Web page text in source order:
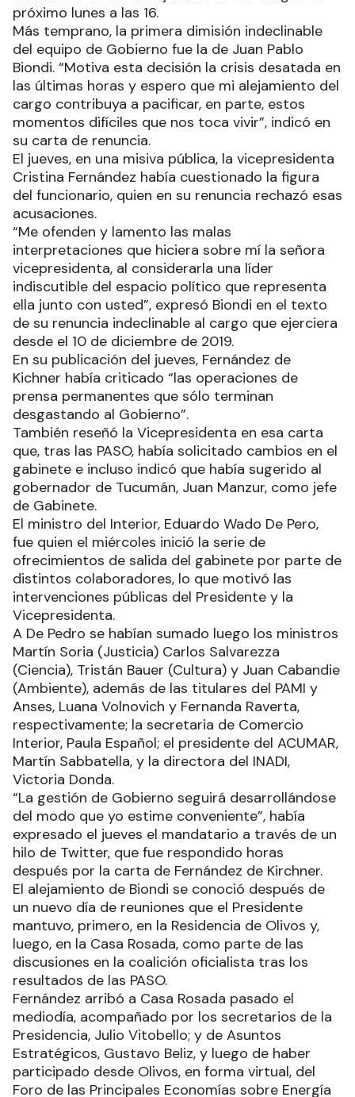
próximo lunes a las 16.
Más temprano, la primera dimisión indeclinable
del equipo de Gobierno fue la de Juan Pablo
Biondi. “Motiva esta decisión la crisis desatada en
las últimas horas y espero que mi alejamiento del
cargo contribuya a pacificar, en parte, estos
momentos difíciles que nos toca vivir”, indicó en
su carta de renuncia.
El jueves, en una misiva pública, la vicepresidenta
Cristina Fernández había cuestionado la figura
del funcionario, quien en su renuncia rechazó esas
acusaciones.
“Me ofenden y lamento las malas
interpretaciones que hiciera sobre mí la señora
vicepresidenta, al considerarla una líder
indiscutible del espacio político que representa
ella junto con usted”, expresó Biondi en el texto
de su renuncia indeclinable al cargo que ejerciera
desde el 10 de diciembre de 2019.
En su publicación del jueves, Fernández de
Kichner había criticado “las operaciones de
prensa permanentes que sólo terminan
desgastando al Gobierno”.
También reseñó la Vicepresidenta en esa carta
que, tras las PASO, había solicitado cambios en el
gabinete e incluso indicó que había sugerido al
gobernador de Tucumán, Juan Manzur, como jefe
de Gabinete.
El ministro del Interior, Eduardo Wado De Pero,
fue quien el miércoles inició la serie de
ofrecimientos de salida del gabinete por parte de
distintos colaboradores, lo que motivó las
intervenciones públicas del Presidente y la
Vicepresidenta.
A De Pedro se habían sumado luego los ministros
Martín Soria (Justicia) Carlos Salvarezza
(Ciencia), Tristán Bauer (Cultura) y Juan Cabandie
(Ambiente), además de las titulares del PAMI y
Anses, Luana Volnovich y Fernanda Raverta,
respectivamente; la secretaria de Comercio
Interior, Paula Español; el presidente del ACUMAR,
Martín Sabbatella, y la directora del INADI,
Victoria Donda.
“La gestión de Gobierno seguirá desarrollándose
del modo que yo estime conveniente”, había
expresado el jueves el mandatario a través de un
hilo de Twitter, que fue respondido horas
después por la carta de Fernández de Kirchner.
El alejamiento de Biondi se conoció después de
un nuevo día de reuniones que el Presidente
mantuvo, primero, en la Residencia de Olivos y,
luego, en la Casa Rosada, como parte de las
discusiones en la coalición oficialista tras los
resultados de las PASO.
Fernández arribó a Casa Rosada pasado el
mediodía, acompañado por los secretarios de la
Presidencia, Julio Vitobello; y de Asuntos
Estratégicos, Gustavo Beliz, y luego de haber
participado desde Olivos, en forma virtual, del
Foro de las Principales Economías sobre Energía